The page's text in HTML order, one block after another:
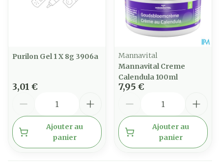
Purilon Gel 1 X 8g 3906a
3,01 €
Ajouter au
panier
Mannavital
Mannavital Creme
Calendula 100ml
7,95 €
Ajouter au
panier